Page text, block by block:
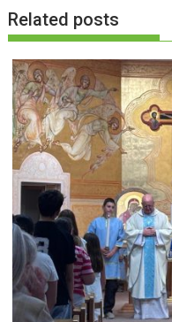
Related posts